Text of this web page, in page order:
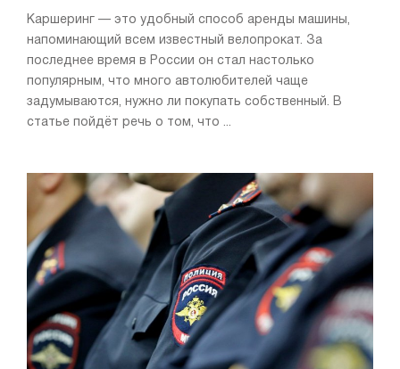
Каршеринг — это удобный способ аренды машины,
напоминающий всем известный велопрокат. За
последнее время в России он стал настолько
популярным, что много автолюбителей чаще
задумываются, нужно ли покупать собственный. В
статье пойдёт речь о том, что ...